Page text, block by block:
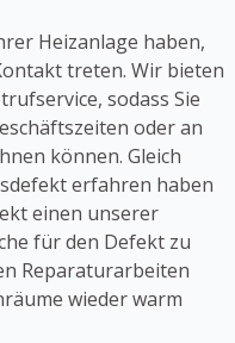
Heizanlage haben,
treten. Wir bieten
sodass Sie
oder an
können. Gleich
erfahren haben
einen unserer
für den Defekt zu
Reparaturarbeiten
wieder warm